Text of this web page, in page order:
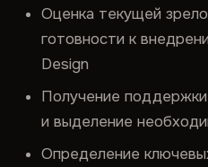
Оценка текущей
готовности к
Design
Получение
и выделение
Определение